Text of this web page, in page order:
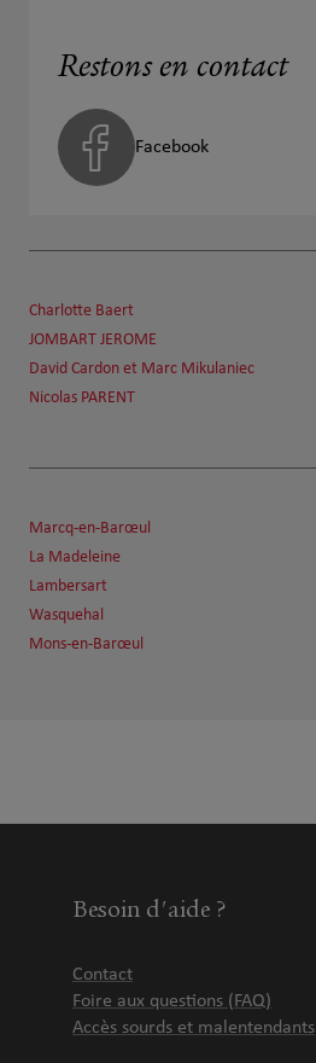
Restons en contact
Facebook
Charlotte Baert
JOMBART JEROME
David Cardon et Marc Mikulaniec
Nicolas PARENT
Marcq-en-Barœul
La Madeleine
Lambersart
Wasquehal
Mons-en-Barœul
Besoin d'aide ?
Contact
Foire aux questions (FAQ)
Accès sourds et malentendants